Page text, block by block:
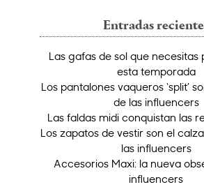
Entradas
Las gafas de sol que
esta temporada
Los pantalones vaqueros ‘split’
de las influencers
Las faldas midi conquistan las
Los zapatos de vestir son el
las influencers
Accesorios Maxi: la nueva
influencers